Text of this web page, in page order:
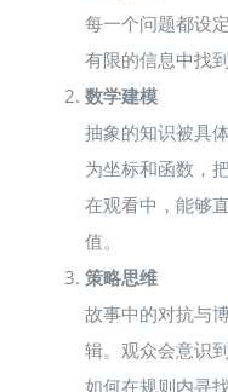
每一个问题都设
有限的信息中找
数学建模
抽象的知识被具
为坐标和函数，
在观看中，能够
值。
策略思维
故事中的对抗与
辑。观众会意识
如何在规则内寻找